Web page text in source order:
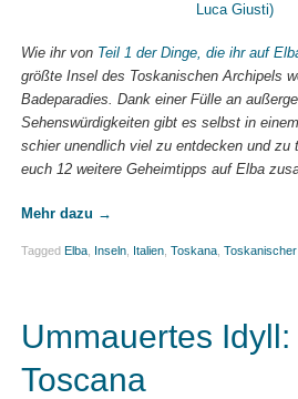
Wie ihr von Teil 1 der Dinge, die ihr auf
größte Insel des Toskanischen Archipels
Badeparadies. Dank einer Fülle an
Sehenswürdigkeiten gibt es selbst in
schier unendlich viel zu entdecken und zu
euch 12 weitere Geheimtipps auf Elba
Mehr dazu →
Tagged Elba, Inseln, Italien, Toskana,
Ummauertes
Toscana